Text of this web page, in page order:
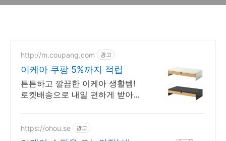
http://m.coupang.com 광고
이케아 쿠팡 5%까지 적립
튼튼하고 깔끔한 이케아 생활템!
로켓배송으로 내일 편하게 받아보
채워요!
https://ohou.se 광고